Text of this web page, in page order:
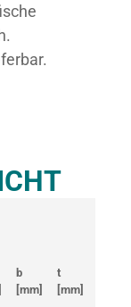
b
[mm]
t
[mm]